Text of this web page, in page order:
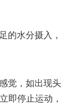
的水分摄入，
觉，如出现头
即停止运动，